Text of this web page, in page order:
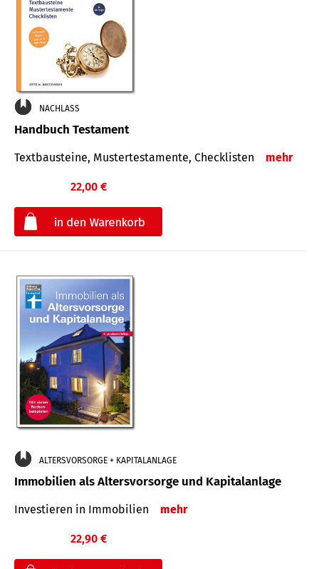
NACHLASS
Handbuch Testament
Textbausteine, Mustertestamente, Checklisten mehr
22,00 €
ALTERSVORSORGE + KAPITALANLAGE
Immobilien als Altersvorsorge und Kapitalanlage
Investieren in Immobilien mehr
22,90 €